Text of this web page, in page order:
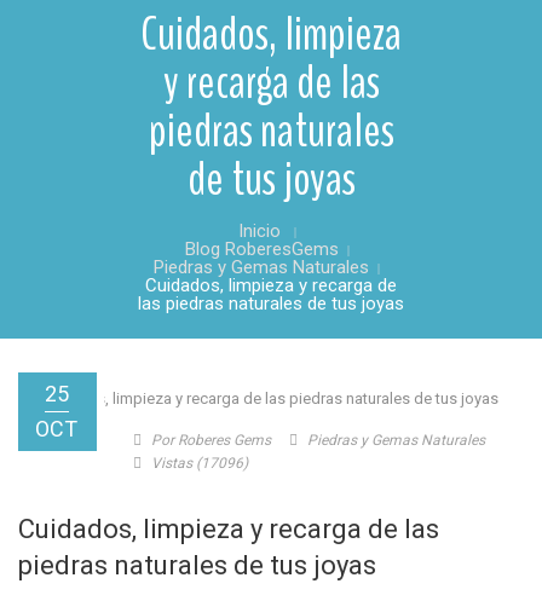
Cuidados, limpieza
y recarga de las
piedras naturales
de tus joyas
Inicio
Blog RoberesGems
Piedras y Gemas Naturales
Cuidados, limpieza y recarga de
las piedras naturales de tus joyas
25
OCT
Por Roberes Gems
Piedras y Gemas Naturales
Vistas (17096)
Cuidados, limpieza y recarga de las
piedras naturales de tus joyas